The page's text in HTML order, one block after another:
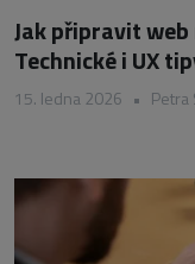
Jak připravit
Technické i UX
15. ledna 2026 • Petra